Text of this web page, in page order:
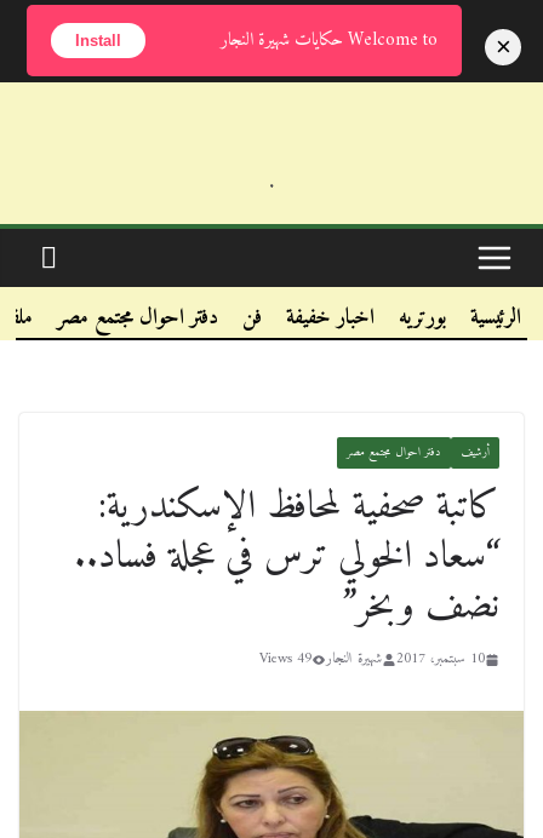
الجمعة, أغسطس 7, 2026
.
.
.
الرئيسية بورتريه اخبار خفيفة فن دفتر احوال مجتمع مصر
أرشيف دفتر احوال مجتمع مصر
كاتبة صحفية لمحافظ الإسكندرية:
“سعاد الخولي ترس في عجلة فساد..
نضف وبخر”
10 سبتمبر، 2017 شهيرة النجار 49 Views
Welcome to حكايات شهيرة النجار Install ×